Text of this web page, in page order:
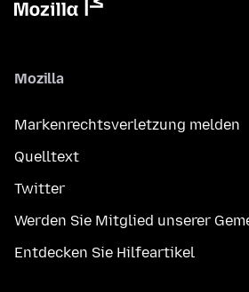
Mozilla
Markenrechtsverletzung melden
Quelltext
Twitter
Werden Sie Mitglied unserer
Entdecken Sie Hilfeartikel